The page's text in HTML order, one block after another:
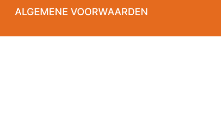
ALGEMENE VOORWAARDEN